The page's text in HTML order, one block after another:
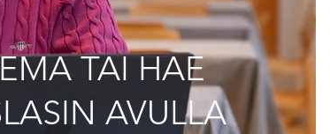
TAI HAE
AVULLA